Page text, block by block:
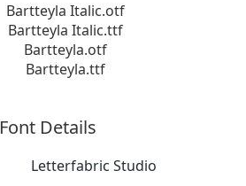
Bartteyla Italic.otf
Bartteyla Italic.ttf
Bartteyla.otf
Bartteyla.ttf
Font Details
Letterfabric Studio